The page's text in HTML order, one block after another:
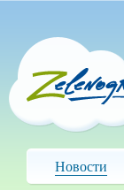
Новости